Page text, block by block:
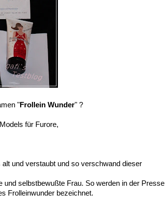
"Frollein Wunder" ?
für Furore,
alt und verstaubt und so verschwand dieser
und selbstbewußte Frau. So werden in der Presse
Frolleinwunder bezeichnet.